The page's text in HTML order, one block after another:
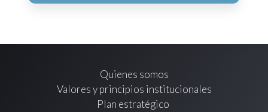
Quienes somos
Valores y principios institucionales
Plan estratégico